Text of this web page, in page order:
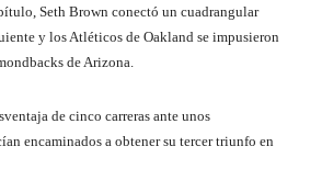
Seth Brown conectó un cuadrangular
y los Atléticos de Oakland se impusieron
de Arizona.
de cinco carreras ante unos
encaminados a obtener su tercer triunfo en